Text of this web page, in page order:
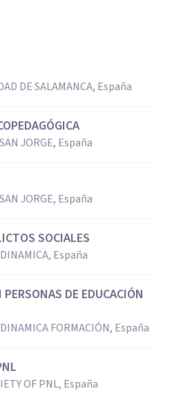
DE SALAMANCA, España
JORGE, España
JORGE, España
SOCIALES
España
DE EDUCACIÓN
FORMACIÓN, España
OF PNL, España